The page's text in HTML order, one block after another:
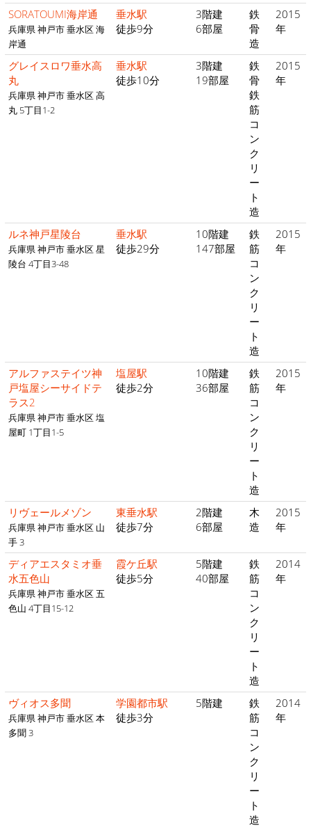
SORATOUMI海岸通
兵庫県 神戸市 垂水区 海
岸通
垂水駅
徒歩9分
3階建
6部屋
鉄
骨
造
2015
年
グレイスロワ垂水高
丸
兵庫県 神戸市 垂水区 高
丸 5丁目1-2
垂水駅
徒歩10分
3階建
19部屋
鉄
骨
鉄
筋
コ
ン
ク
リ
ー
ト
造
2015
年
ルネ神戸星陵台
兵庫県 神戸市 垂水区 星
陵台 4丁目3-48
垂水駅
徒歩29分
10階建
147部屋
鉄
筋
コ
ン
ク
リ
ー
ト
造
2015
年
アルファステイツ神
戸塩屋シーサイドテ
ラス2
兵庫県 神戸市 垂水区 塩
屋町 1丁目1-5
塩屋駅
徒歩2分
10階建
36部屋
鉄
筋
コ
ン
ク
リ
ー
ト
造
2015
年
リヴェールメゾン
兵庫県 神戸市 垂水区 山
手 3
東垂水駅
徒歩7分
2階建
6部屋
木
造
2015
年
ディアエスタミオ垂
水五色山
兵庫県 神戸市 垂水区 五
色山 4丁目15-12
霞ケ丘駅
徒歩5分
5階建
40部屋
鉄
筋
コ
ン
ク
リ
ー
ト
造
2014
年
ヴィオス多聞
兵庫県 神戸市 垂水区 本
多聞 3
学園都市駅
徒歩3分
5階建
鉄
筋
コ
ン
ク
リ
ー
ト
造
2014
年